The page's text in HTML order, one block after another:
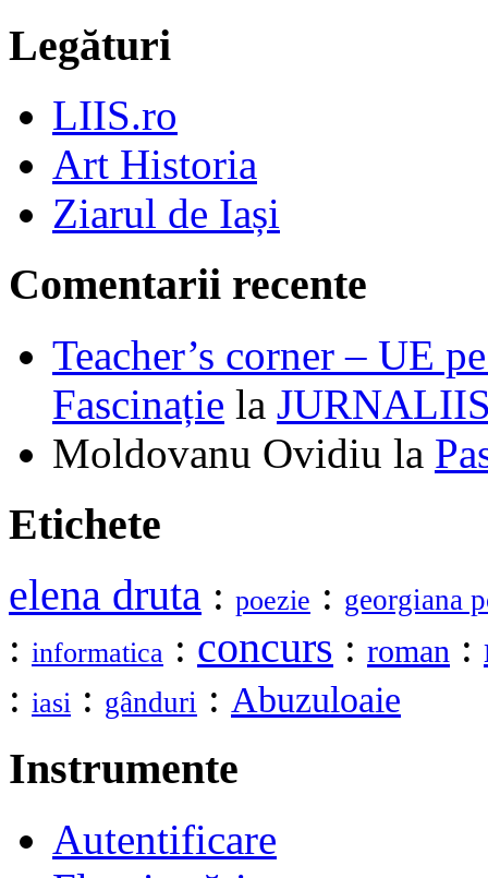
Legături
LIIS.ro
Art Historia
Ziarul de Iași
Comentarii recente
Teacher’s corner – UE
Fascinație la
Moldovanu Ovidiu la
Etichete
elena druta : poezie : georgiana
: informatica : concurs : roman :
: iasi : gânduri : Abuzuloaie
Instrumente
Autentificare